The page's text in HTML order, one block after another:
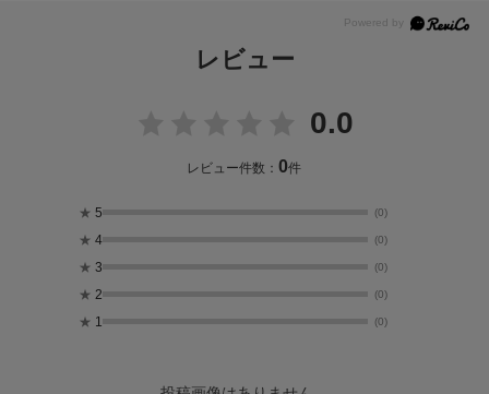
レビュー
0.0
レビュー件数：0件
★ 5 (0)
★ 4 (0)
★ 3 (0)
★ 2 (0)
★ 1 (0)